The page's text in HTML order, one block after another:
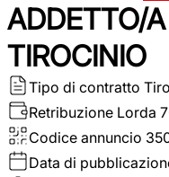
ADDETTO/
TIROCINIO
Tipo di contratto
Retribuzione Lorda
Codice annuncio
Data di